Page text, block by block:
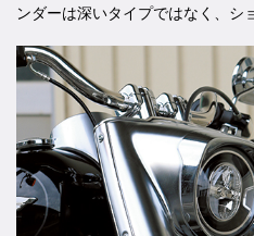
ンダーは深いタイプではなく、シ